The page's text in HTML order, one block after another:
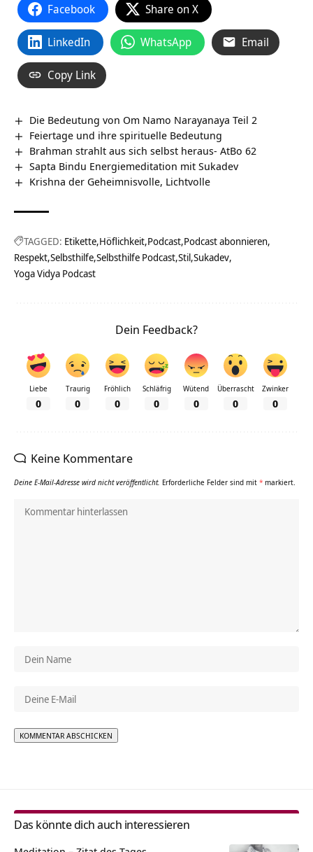
Facebook Share on X
LinkedIn WhatsApp Email
Copy Link
Die Bedeutung von Om Namo Narayanaya Teil 2
Feiertage und ihre spirituelle Bedeutung
Brahman strahlt aus sich selbst heraus- AtBo 62
Sapta Bindu Energiemeditation mit Sukadev
Krishna der Geheimnisvolle, Lichtvolle
TAGGED: Etikette Höflichkeit Podcast Podcast abonnieren
Respekt Selbsthilfe Selbsthilfe Podcast Stil Sukadev
Yoga Vidya Podcast
Dein Feedback?
Liebe
0
Traurig
0
Fröhlich
0
Schläfrig
0
Wütend
0
Überrascht
0
Zwinker
0
Keine Kommentare
Deine E-Mail-Adresse wird nicht veröffentlicht. Erforderliche Felder sind mit * markiert.
Das könnte dich auch interessieren